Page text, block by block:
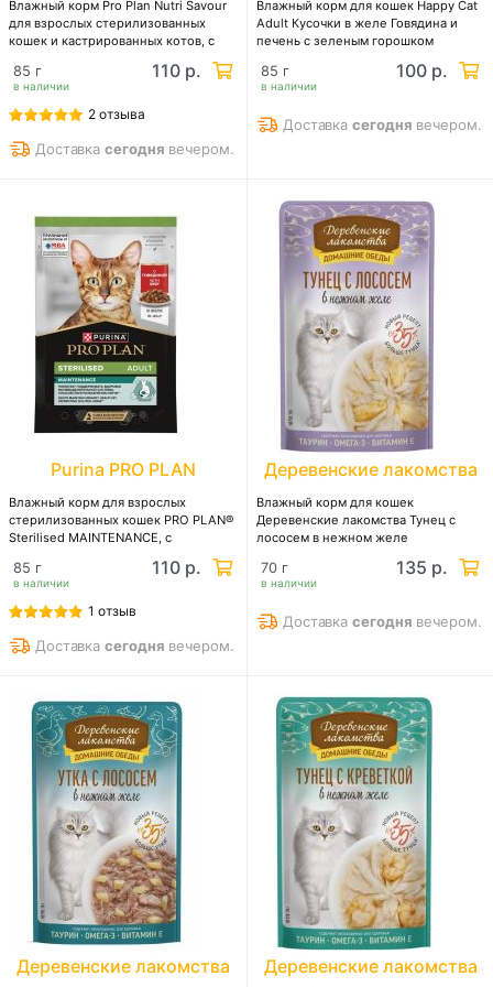
Влажный корм Pro Plan Nutri Savour
для взрослых стерилизованных
кошек и кастрированных котов, с
в наличии
85 г 110 р.
2 отзыва
Доставкасегодня вечером.
Влажный корм для кошек Happy Cat
Adult Кусочки в желе Говядина и
печень с зеленым горошком
в наличии
85 г 100 р.
Доставкасегодня вечером.
Purina PRO PLAN
Влажный корм для взрослых
стерилизованных кошек PRO PLAN®
Sterilised MAINTENANCE, с
в наличии
85 г 110 р.
1 отзыв
Доставкасегодня вечером.
Деревенские лакомства
Влажный корм для кошек
Деревенские лакомства Тунец с
лососем в нежном желе
в наличии
70 г 135 р.
Доставкасегодня вечером.
Деревенские лакомства Деревенские лакомства